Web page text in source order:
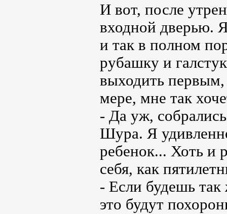
И вот, после
входной дверью.
и так в полном
рубашку и
выходить
мере, мне так
- Да уж,
Шура. Я
ребенок... Хоть и
себя, как
- Если будешь так
это будут